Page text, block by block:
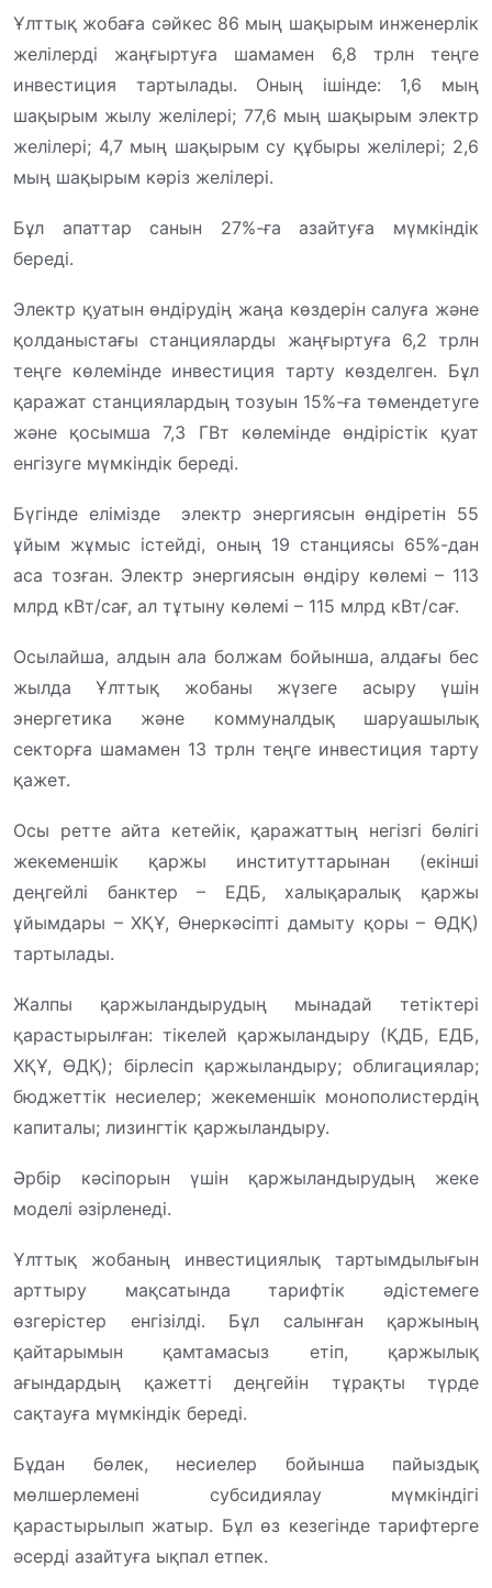
Ұлттық жобаға сәйкес 86 мың шақырым инженерлік
желілерді жаңғыртуға шамамен 6,8 трлн теңге
инвестиция тартылады. Оның ішінде: 1,6 мың
шақырым жылу желілері; 77,6 мың шақырым электр
желілері; 4,7 мың шақырым су құбыры желілері; 2,6
мың шақырым кәріз желілері.
Бұл апаттар санын 27%-ға азайтуға мүмкіндік
береді.
Электр қуатын өндірудің жаңа көздерін салуға және
қолданыстағы станцияларды жаңғыртуға 6,2 трлн
теңге көлемінде инвестиция тарту көзделген. Бұл
қаражат станциялардың тозуын 15%-ға төмендетуге
және қосымша 7,3 ГВт көлемінде өндірістік қуат
енгізуге мүмкіндік береді.
Бүгінде елімізде электр энергиясын өндіретін 55
ұйым жұмыс істейді, оның 19 станциясы 65%-дан
аса тозған. Электр энергиясын өндіру көлемі – 113
млрд кВт/сағ, ал тұтыну көлемі – 115 млрд кВт/сағ.
Осылайша, алдын ала болжам бойынша, алдағы бес
жылда Ұлттық жобаны жүзеге асыру үшін
энергетика және коммуналдық шаруашылық
секторға шамамен 13 трлн теңге инвестиция тарту
қажет.
Осы ретте айта кетейік, қаражаттың негізгі бөлігі
жекеменшік қаржы институттарынан (екінші
деңгейлі банктер – ЕДБ, халықаралық қаржы
ұйымдары – ХҚҰ, Өнеркәсіпті дамыту қоры – ӨДҚ)
тартылады.
Жалпы қаржыландырудың мынадай тетіктері
қарастырылған: тікелей қаржыландыру (ҚДБ, ЕДБ,
ХҚҰ, ӨДҚ); бірлесіп қаржыландыру; облигациялар;
бюджеттік несиелер; жекеменшік монополистердің
капиталы; лизингтік қаржыландыру.
Әрбір кәсіпорын үшін қаржыландырудың жеке
моделі әзірленеді.
Ұлттық жобаның инвестициялық тартымдылығын
арттыру мақсатында тарифтік әдістемеге
өзгерістер енгізілді. Бұл салынған қаржының
қайтарымын қамтамасыз етіп, қаржылық
ағындардың қажетті деңгейін тұрақты түрде
сақтауға мүмкіндік береді.
Бұдан бөлек, несиелер бойынша пайыздық
мөлшерлемені субсидиялау мүмкіндігі
қарастырылып жатыр. Бұл өз кезегінде тарифтерге
әсерді азайтуға ықпал етпек.